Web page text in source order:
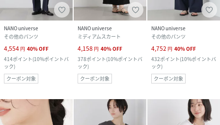
NANO universe
その他のパンツ
4,554 円 40%OFF
414ポイント(10%ポイントバ
ック)
クーポン対象
NANO universe
ミディアムスカート
4,158 円 40%OFF
378ポイント(10%ポイントバ
ック)
クーポン対象
NANO universe
その他のパンツ
4,752 円 40%OFF
432ポイント(10%ポイントバ
ック)
クーポン対象